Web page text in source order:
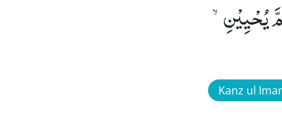
یُمِیْتُنِیْ ثُمَّ یُحْیِیْنِۙ
Kanz ul